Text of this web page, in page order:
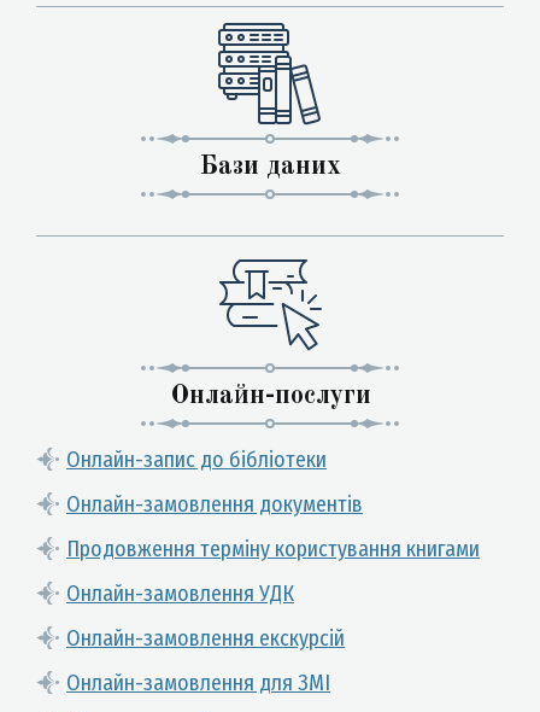
Бази даних
Онлайн-послуги
Онлайн-запис до бібліотеки
Онлайн-замовлення документів
Продовження терміну користування книгами
Онлайн-замовлення УДК
Онлайн-замовлення екскурсій
Онлайн-замовлення для ЗМІ